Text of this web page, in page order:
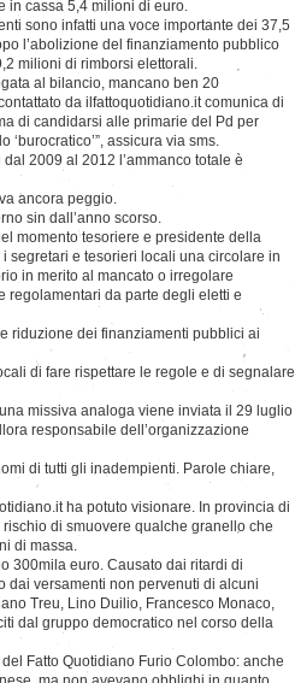
in cassa 5,4 milioni di euro.
sono infatti una voce importante dei 37,5
l’abolizione del finanziamento pubblico
milioni di rimborsi elettorali.
al bilancio, mancano ben 20
da ilfattoquotidiano.it comunica di
di candidarsi alle primarie del Pd per
assicura via sms.
2009 al 2012 l’ammanco totale è
ancora peggio.
sin dall’anno scorso.
momento tesoriere e presidente della
segretari e tesorieri locali una circolare in
in merito al mancato o irregolare
regolamentari da parte degli eletti e
riduzione dei finanziamenti pubblici ai
di fare rispettare le regole e di segnalare
missiva analoga viene inviata il 29 luglio
responsabile dell’organizzazione
di tutti gli inadempienti. Parole chiare,
ha potuto visionare. In provincia di
di smuovere qualche granello che
di massa.
300mila euro. Causato dai ritardi di
dai versamenti non pervenuti di alcuni
Treu, Lino Duilio, Francesco Monaco,
dal gruppo democratico nel corso della
Fatto Quotidiano Furio Colombo: anche